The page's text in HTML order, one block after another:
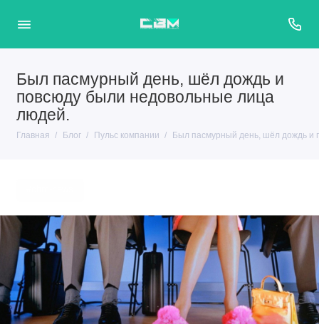
Был пасмурный день, шёл дождь и
повсюду были недовольные лица
людей.
Главная Блог Пульс компании Был пасмурный день, шёл дождь и